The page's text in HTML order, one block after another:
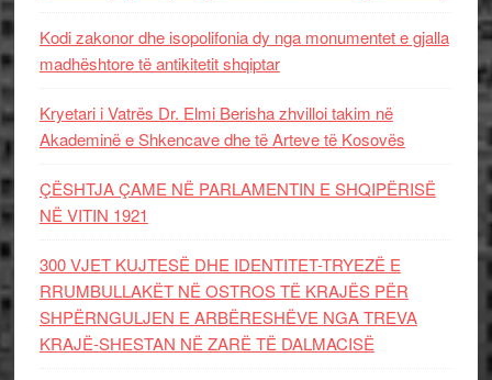
Kodi zakonor dhe isopolifonia dy nga monumentet e gjalla
madhështore të antikitetit shqiptar
Kryetari i Vatrës Dr. Elmi Berisha zhvilloi takim në
Akademinë e Shkencave dhe të Arteve të Kosovës
ÇËSHTJA ÇAME NË PARLAMENTIN E SHQIPËRISË
NË VITIN 1921
300 VJET KUJTESË DHE IDENTITET-TRYEZË E
RRUMBULLAKËT NË OSTROS TË KRAJËS PËR
SHPËRNGULJEN E ARBËRESHËVE NGA TREVA
KRAJË-SHESTAN NË ZARË TË DALMACISË